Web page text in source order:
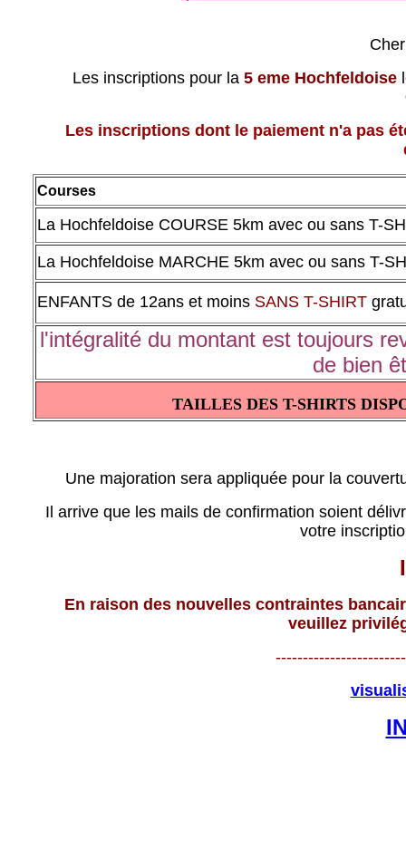
Les inscriptions pour la5 eme Hochfeldoise
Les inscriptions dont le paiement n'a pas
Courses
La Hochfeldoise COURSE 5km avec ou sans T-
La Hochfeldoise MARCHE 5km avec ou sans T-
ENFANTS de 12ans et moins SANS T-SHIRT
l'intégralité du montant est toujours
de bien
TAILLES DES T-SHIRTS
Une majoration sera appliquée pour la
Il arrive que les mails de confirmation soient
votre
En raison des nouvelles contraintes
veuillez